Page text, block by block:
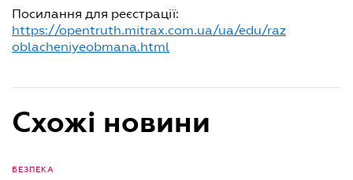
Посилання для реєстрації:
https://opentruth.mitrax.com.ua/ua/edu/raz
oblacheniyeobmana.html
Схожі новини
БЕЗПЕКА